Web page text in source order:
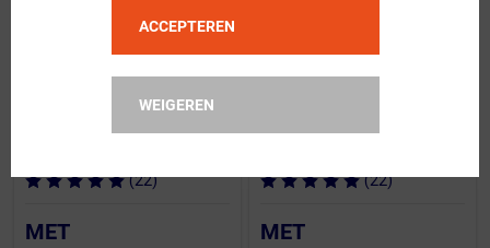
ACCEPTEREN
WEIGEREN
(22)
MET
(22)
MET